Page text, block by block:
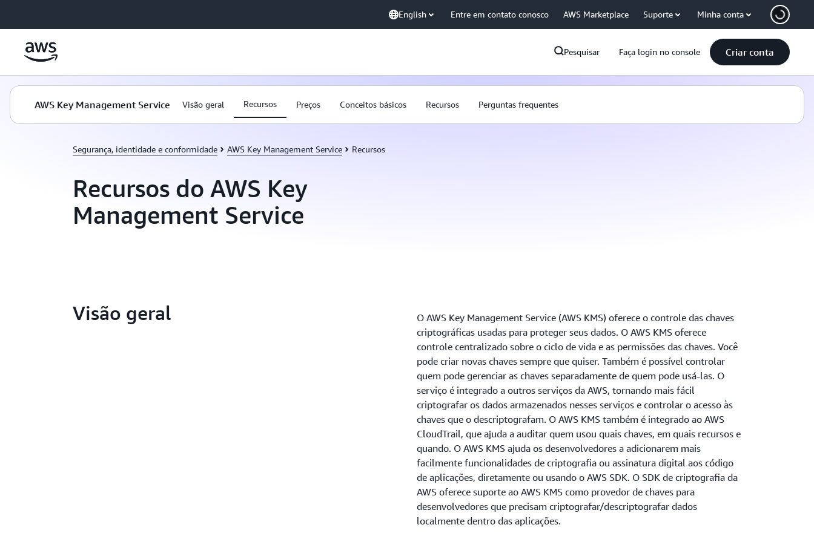
English Entre em contato conosco AWS Marketplace Suporte Minha conta
Pesquisar Faça login no console Criar conta
AWS Key Management Service Visão geral Recursos Preços Conceitos básicos Recursos Perguntas frequentes
Segurança, identidade e conformidade AWS Key Management Service Recursos
Recursos do AWS Key
Management Service
Visão geral
O AWS Key Management Service (AWS KMS) oferece o controle das chaves
criptográficas usadas para proteger seus dados. O AWS KMS oferece
controle centralizado sobre o ciclo de vida e as permissões das chaves. Você
pode criar novas chaves sempre que quiser. Também é possível controlar
quem pode gerenciar as chaves separadamente de quem pode usá-las. O
serviço é integrado a outros serviços da AWS, tornando mais fácil
criptografar os dados armazenados nesses serviços e controlar o acesso às
chaves que o descriptografam. O AWS KMS também é integrado ao AWS
CloudTrail, que ajuda a auditar quem usou quais chaves, em quais recursos e
quando. O AWS KMS ajuda os desenvolvedores a adicionarem mais
facilmente funcionalidades de criptografia ou assinatura digital aos código
de aplicações, diretamente ou usando o AWS SDK. O SDK de criptografia da
AWS oferece suporte ao AWS KMS como provedor de chaves para
desenvolvedores que precisam criptografar/descriptografar dados
localmente dentro das aplicações.